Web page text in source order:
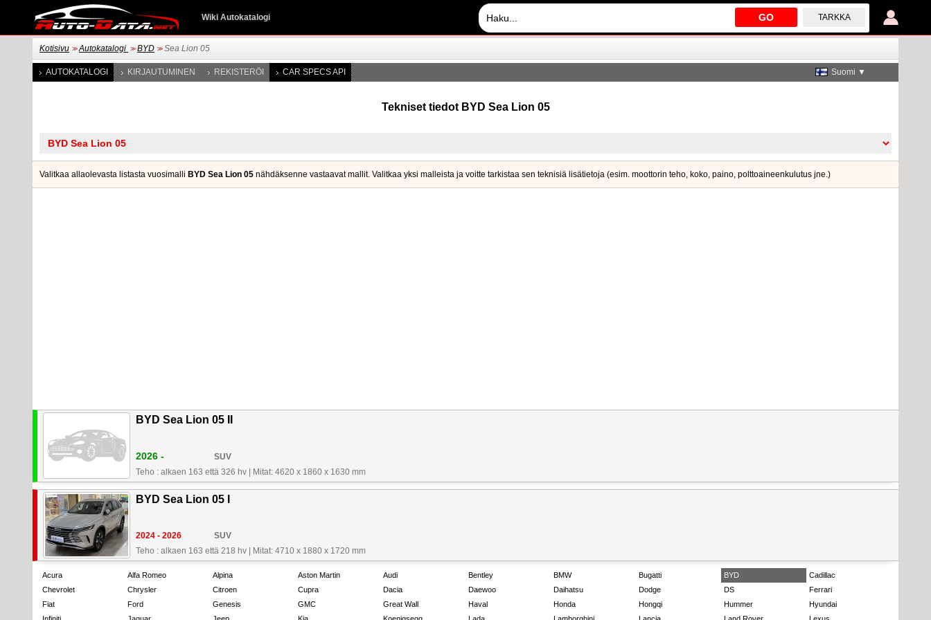
GO TARKKA
Wiki Autokatalogi
Kotisivu >> Autokatalogi >> BYD >> Sea Lion 05
AUTOKATALOGI KIRJAUTUMINEN REKISTERÖI CAR SPECS API Suomi ▼
Tekniset tiedot BYD Sea Lion 05
Valitkaa allaolevasta listasta vuosimalli BYD Sea Lion 05 nähdäksenne vastaavat mallit. Valitkaa yksi malleista ja voitte tarkistaa sen teknisiä lisätietoja (esim. moottorin teho, koko, paino, polttoaineenkulutus jne.)
BYD Sea Lion 05 II
2026 -
SUV
Teho : alkaen 163 että 326 hv
Mitat: 4620 x 1860 x 1630 mm
BYD Sea Lion 05 I
2024 - 2026
SUV
Teho : alkaen 163 että 218 hv
Mitat: 4710 x 1880 x 1720 mm
Acura Alfa Romeo Alpina Aston Martin Audi Bentley BMW Bugatti BYD
Cadillac
Chevrolet
Chrysler Citroen Cupra Dacia Daewoo Daihatsu Dodge DS
Ferrari
Fiat
Ford Genesis GMC Great Wall Haval Honda Hongqi Hummer
Hyundai